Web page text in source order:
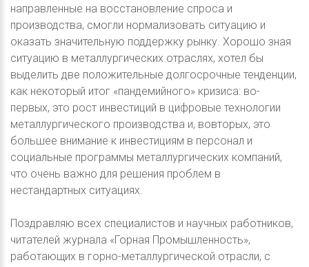
направленные на восстановление спроса и
производства, смогли нормализовать ситуацию и
оказать значительную поддержку рынку. Хорошо зная
ситуацию в металлургических отраслях, хотел бы
выделить две положительные долгосрочные тенденции,
как некоторый итог «пандемийного» кризиса: во-
первых, это рост инвестиций в цифровые технологии
металлургического производства и, вовторых, это
большее внимание к инвестициям в персонал и
социальные программы металлургических компаний,
что очень важно для решения проблем в
нестандартных ситуациях.
Поздравляю всех специалистов и научных работников,
читателей журнала «Горная Промышленность»,
работающих в горно-металлургической отрасли, с